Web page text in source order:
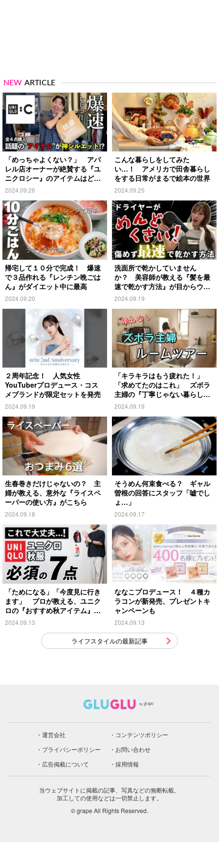
NEW ARTICLE
「めっちゃよくない？」 アパ
レル店オーナーが絶賛する『ユ
ニクロシー』のアイテムはど
れ？
2024.09.26
こんな暮らしをしてみた
い…！ アメリカで田舎暮らし
をする日常がまるで絵本の世界
2024.09.25
帰宅して１０分で完成！ 爆速
で３品作れる『レンチン晩ごは
ん』がダイエット中に最高
2024.09.20
洗面所で乾かしていません
か？ 美容師が教える『髪を最
速で乾かす方法』が目からウロ
コ
2024.09.19
２周年記念！ 人気女性
YouTuberプロデュース・コス
メブランドが限定セットを発売
2024.09.19
「キラキラはもう疲れた！」
「求めてたのはこれ」 ズボラ
主婦の『丁寧じゃない暮らし』
がこちら
2024.09.19
生春巻きだけじゃないの？ 主
婦が教える、意外な『ライスペ
ーパーの使い方』がこちら
2024.09.18
そうめん何束食べる？ ギャル
曽根の回答にスタッフ「嘘でし
ょ…」
2024.09.17
「ためになる」「今度見に行き
ます」 プロが教える、ユニク
ロの『おすすめ秋アイテム』が
こちら
2024.09.13
ななこプロデュース！ ４種カ
ラコンが新発売、プレゼントキ
ャンペーンも
2024.09.13
ライフスタイルの最新記事
運営会社
コンテンツポリシー
プライバシーポリシー
お問い合わせ
広告掲載について
採用情報
当ウェブサイトに掲載の記事、写真などの無断転載、
加工しての使用などは一切禁止します。
© grape All Rights Reserved.